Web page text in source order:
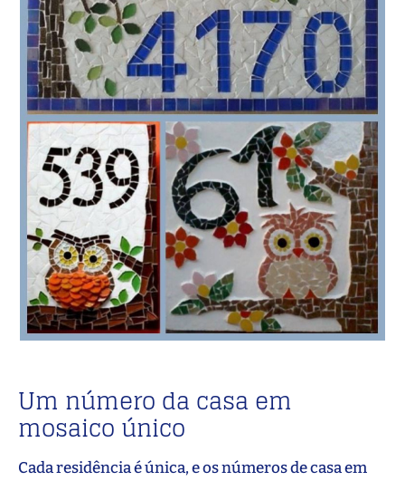
Um número da casa em
mosaico único
Cada residência é única, e os números de casa em